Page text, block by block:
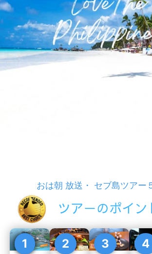
おは朝 放送・ セブ島ツアー
1
1 2 3 4